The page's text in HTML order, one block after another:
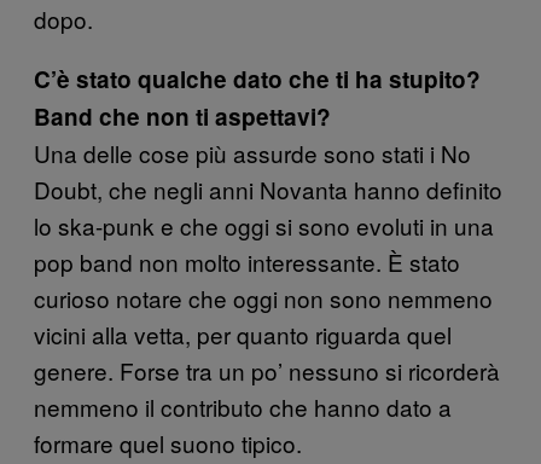
dopo.
C’è stato qualche dato che ti ha stupito?
Band che non ti aspettavi?
Una delle cose più assurde sono stati i No
Doubt, che negli anni Novanta hanno definito
lo ska-punk e che oggi si sono evoluti in una
pop band non molto interessante. È stato
curioso notare che oggi non sono nemmeno
vicini alla vetta, per quanto riguarda quel
genere. Forse tra un po’ nessuno si ricorderà
nemmeno il contributo che hanno dato a
formare quel suono tipico.